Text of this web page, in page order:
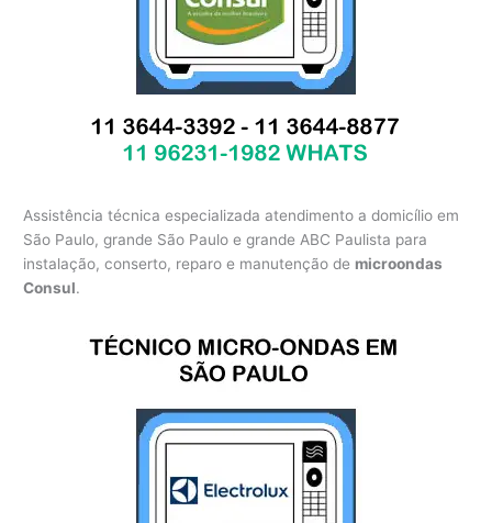
Assistência técnica especializada atendimento a domicílio em
São Paulo, grande São Paulo e grande ABC Paulista para
instalação, conserto, reparo e manutenção de microondas
Consul.